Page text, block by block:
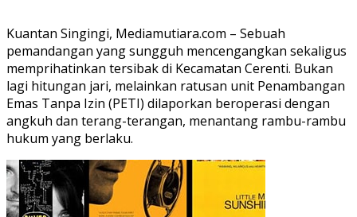
Kuantan Singingi, Mediamutiara.com – Sebuah
pemandangan yang sungguh mencengangkan sekaligus
memprihatinkan tersibak di Kecamatan Cerenti. Bukan
lagi hitungan jari, melainkan ratusan unit Penambangan
Emas Tanpa Izin (PETI) dilaporkan beroperasi dengan
angkuh dan terang-terangan, menantang rambu-rambu
hukum yang berlaku.